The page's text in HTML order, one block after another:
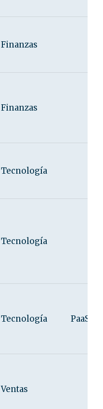
Finanzas
Finanzas
Tecnología
Tecnología
Tecnología PaaS
Ventas